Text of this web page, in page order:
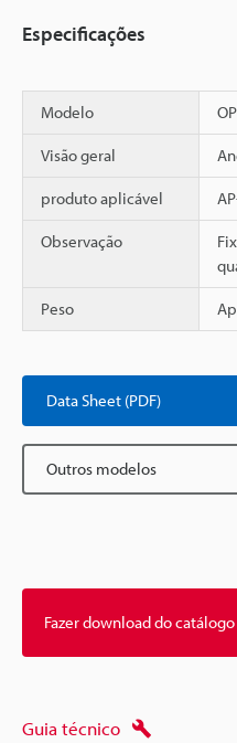
Especificações
Modelo
Visão geral
produto aplicável
Observação
Peso
Data Sheet (PDF)
Outros modelos
Fazer download do catálogo
Guia técnico